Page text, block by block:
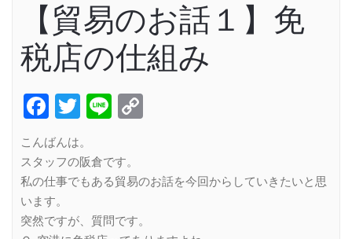
【貿易のお話１】免
税店の仕組み
Facebook
Twitter
Line
こんばんは。
スタッフの阪倉です。
私の仕事でもある貿易のお話を今回からしていきたいと思
います。
突然ですが、質問です。